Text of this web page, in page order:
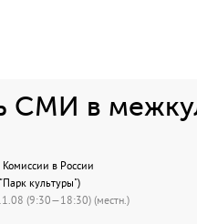
СМИ в
Комиссии в России
культуры")
(9:30—18:30) (местн.)